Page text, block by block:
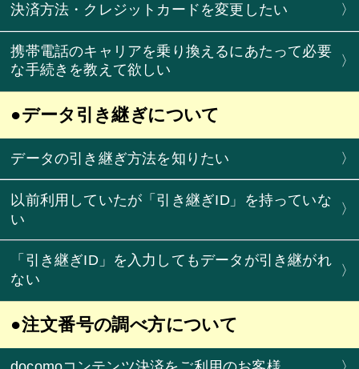
決済方法・クレジットカードを変更したい 〉
携帯電話のキャリアを乗り換えるにあたって必要
な手続きを教えて欲しい
〉
●データ引き継ぎについて
データの引き継ぎ方法を知りたい 〉
以前利用していたが「引き継ぎID」を持っていな
い
〉
「引き継ぎID」を入力してもデータが引き継がれ
ない
〉
●注文番号の調べ方について